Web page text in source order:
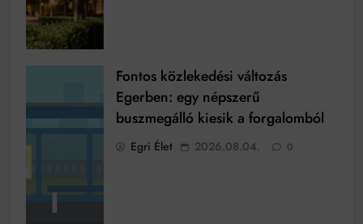
Fontos közlekedési változás
Egerben: egy népszerű
buszmegálló kiesik a forgalomból
Egri Élet 2026.08.04. 0